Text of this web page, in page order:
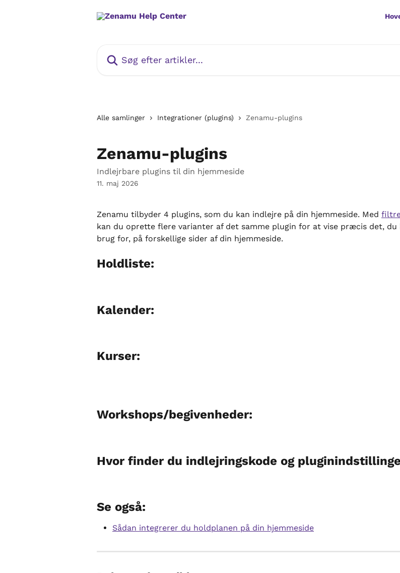
Alle samlinger Integrationer (plugins) Zenamu-plugins
Zenamu-plugins
Indlejrbare plugins til din hjemmeside
11. maj 2026
Zenamu tilbyder 4 plugins, som du kan indlejre på din hjemmeside. Med
kan du oprette flere varianter af det samme plugin for at vise præcis det, du
brug for, på forskellige sider af din hjemmeside.
Holdliste:
Kalender:
Kurser:
Workshops/begivenheder:
Hvor finder du indlejringskode og
Se også:
Sådan integrerer du holdplanen på din hjemmeside